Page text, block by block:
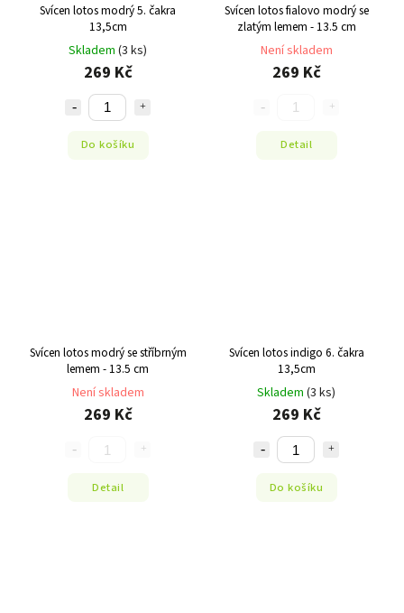
Svícen lotos modrý 5. čakra
13,5cm
Skladem (3 ks)
269 Kč
Do košíku
Svícen lotos fialovo modrý se
zlatým lemem - 13.5 cm
Není skladem
269 Kč
Detail
Svícen lotos modrý se stříbrným
lemem - 13.5 cm
Není skladem
269 Kč
Detail
Svícen lotos indigo 6. čakra
13,5cm
Skladem (3 ks)
269 Kč
Do košíku